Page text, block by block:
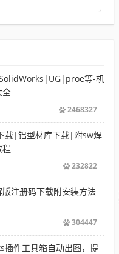
等-机
全
2468327
载|铝型材库下载|附sw焊
程
232822
注册码下载附安装方法
304447
插件工具箱自动出图，提